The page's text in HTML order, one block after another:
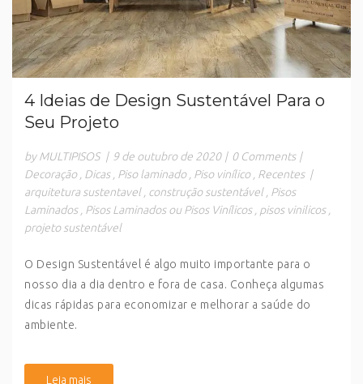
4 Ideias de Design Sustentável Para o
Seu Projeto
by MULTIPISOS | 9 de outubro de 2020 | 0 Comments |
Decoração , Dicas , Piso laminado , Piso vinílico , Recentes |
arquitetura sustentavel , construção sustentável , Pisos
Laminados , Pisos Laminados ou Pisos Vinílicos , pisos vinilicos ,
projeto sustentável
O Design Sustentável é algo muito importante para o
nosso dia a dia dentro e fora de casa. Conheça algumas
dicas rápidas para economizar e melhorar a saúde do
ambiente.
Leia mais